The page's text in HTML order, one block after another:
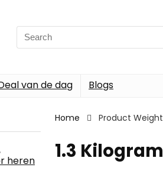
Search
for:
van de dag Blogs
heren
Home Product Weight
1.3 Kilogram